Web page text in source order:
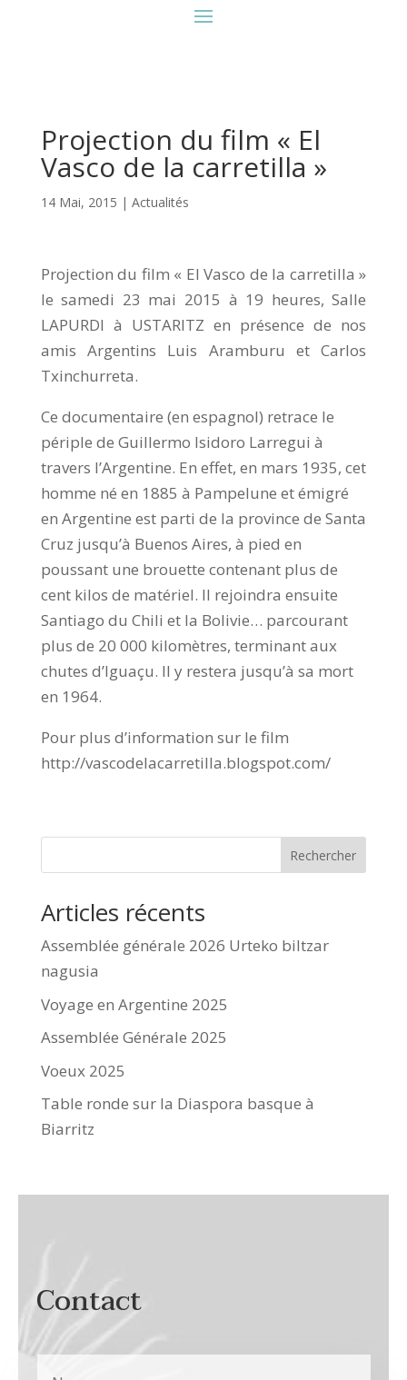
Projection du film « El
Vasco de la carretilla »
14 Mai, 2015 | Actualités
Projection du film « El Vasco de la carretilla »
le samedi 23 mai 2015 à 19 heures, Salle
LAPURDI à USTARITZ en présence de nos
amis Argentins Luis Aramburu et Carlos
Txinchurreta.
Ce documentaire (en espagnol) retrace le
périple de Guillermo Isidoro Larregui à
travers l’Argentine. En effet, en mars 1935, cet
homme né en 1885 à Pampelune et émigré
en Argentine est parti de la province de Santa
Cruz jusqu’à Buenos Aires, à pied en
poussant une brouette contenant plus de
cent kilos de matériel. Il rejoindra ensuite
Santiago du Chili et la Bolivie… parcourant
plus de 20 000 kilomètres, terminant aux
chutes d’Iguaçu. Il y restera jusqu’à sa mort
en 1964.
Pour plus d’information sur le film
http://vascodelacarretilla.blogspot.com/
Rechercher
Articles récents
Assemblée générale 2026 Urteko biltzar
nagusia
Voyage en Argentine 2025
Assemblée Générale 2025
Voeux 2025
Table ronde sur la Diaspora basque à
Biarritz
Contact